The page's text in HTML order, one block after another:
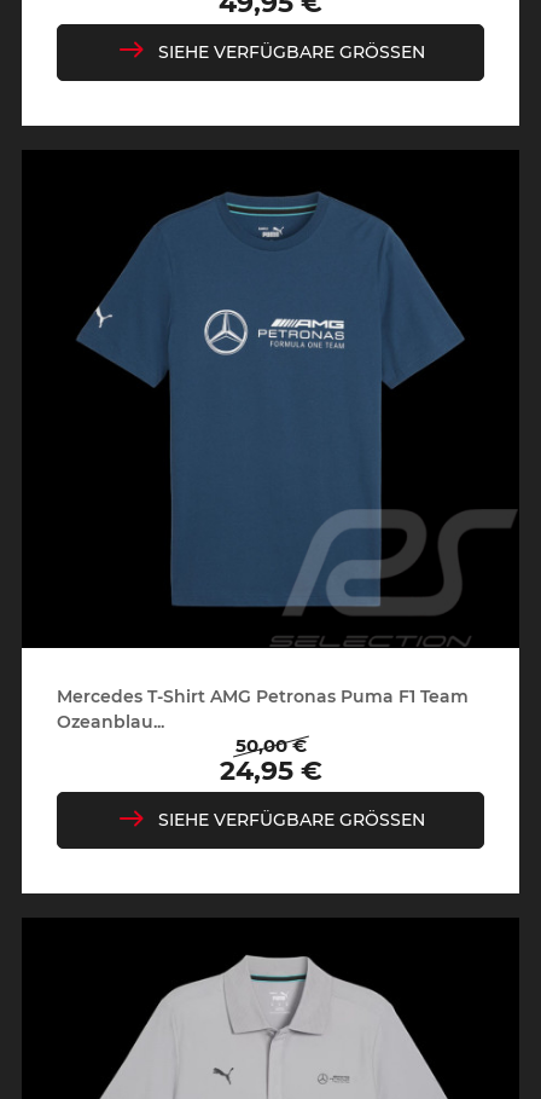
Preis
SIEHE VERFÜGBARE GRÖSSEN
Mercedes T-Shirt AMG Petronas Puma F1 Team
Ozeanblau...
Regulärer
Preis
50,00 €
Preis
24,95 €
SIEHE VERFÜGBARE GRÖSSEN